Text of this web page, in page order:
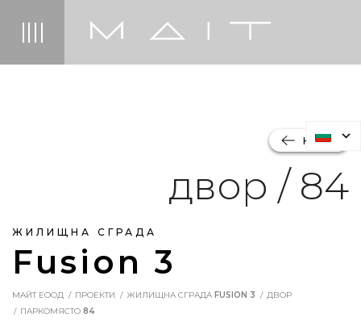
ЖИЛИЩНА СГРАДА
Fusion 3
НАЗАД
двор / 84
МАЙТ ЕООД ПРОЕКТИ ЖИЛИЩНА СГРАДА FUSION 3
ДВОР
ПАРКОМЯСТО 84